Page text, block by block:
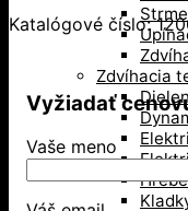
Zdvíhacia
Katalógové číslo:
Vyžiadať
Vaše meno